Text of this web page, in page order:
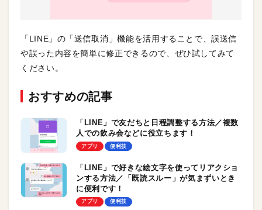
「LINE」の「送信取消」機能を活用することで、誤送信
や誤った内容を簡単に修正できるので、ぜひ試してみて
ください。
おすすめの記事
「LINE」で友だちと日程調整する方法／複数
人での飲み会などに役立ちます！
アプリ 便利技
「LINE」で好きな絵文字を使ってリアクショ
ンする方法／「既読スルー」が気まずいとき
に便利です！
アプリ 便利技